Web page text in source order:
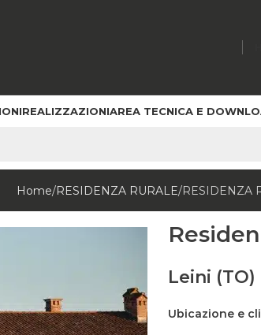
REALIZZAZIONIAREA TECNICA E
Home RESIDENZA RURALE RESIDENZA
Leini (TO)
Ubicazione e